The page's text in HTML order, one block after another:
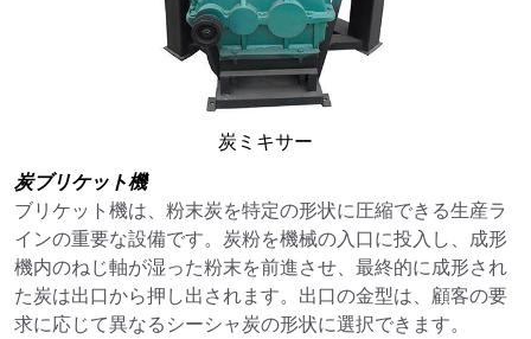
炭ミキサー
炭ブリケット機
ブリケット機は、粉末炭を特定の形状に圧縮できる生産ラ
インの重要な設備です。炭粉を機械の入口に投入し、成形
機内のねじ軸が湿った粉末を前進させ、最終的に成形され
た炭は出口から押し出されます。出口の金型は、顧客の要
求に応じて異なるシーシャ炭の形状に選択できます。